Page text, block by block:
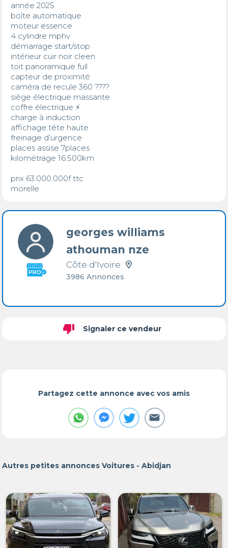
année 2025
boîte automatique
moteur essence
4 cylindre mphv
démarrage start/stop
intérieur cuir noir cleen
toit panoramique full
capteur de proximité
caméra de recule 360 ????
siège électrique massante
coffre électrique ⚡️
charge à induction
affichage tête haute
freinage d’urgence
places assise 7places
kilométrage 16.500km
prix 63.000.000f ttc
morelle
georges williams
athouman nze
Côte d'Ivoire
3986 Annonces
thumb_down Signaler ce vendeur
Partagez cette annonce avec vos amis
Autres petites annonces Voitures - Abidjan